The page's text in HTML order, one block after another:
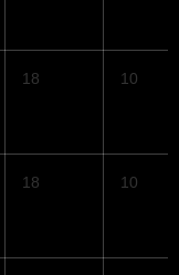
18 10
18 10